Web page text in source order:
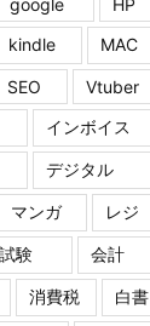
google
HP
kindle MAC
SEO
Vtuber
インボイス
デジタル
マンガ レジ
験 会計
消費税 白書